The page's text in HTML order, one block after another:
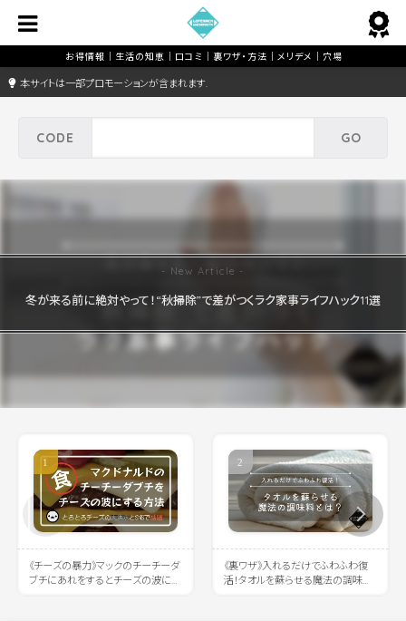
本サイトは一部プロモーションが含まれます.
冬が来る前に絶対やって！“秋掃除”で差がつくラク家事ライフハック11選
《チーズの暴力》マックのチーチーダ
ブチにあれをするとチーズの波に溺
《裏ワザ》入れるだけでふわふわ復
活！タオルを蘇らせる魔法の調味料